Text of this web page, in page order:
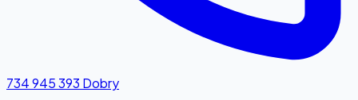
734 945 393 Dobry